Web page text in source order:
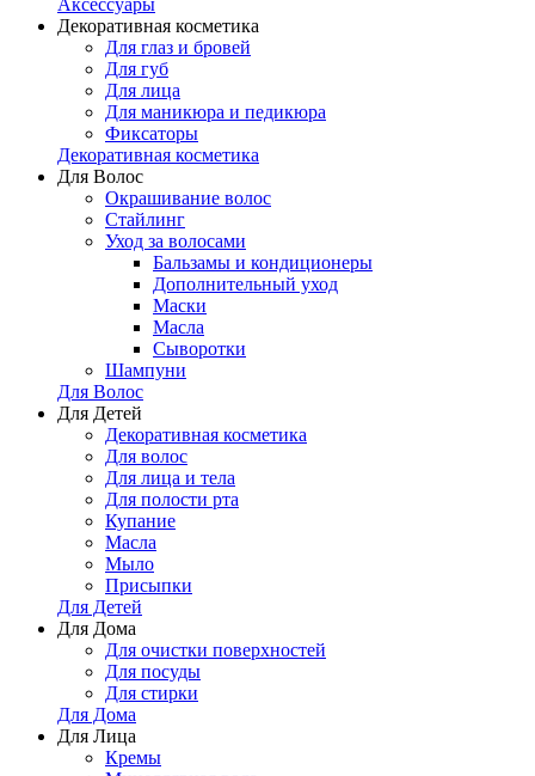
Аксессуары
Декоративная косметика
Для глаз и бровей
Для губ
Для лица
Для маникюра и педикюра
Фиксаторы
Декоративная косметика
Для Волос
Окрашивание волос
Стайлинг
Уход за волосами
Бальзамы и кондиционеры
Дополнительный уход
Маски
Масла
Сыворотки
Шампуни
Для Волос
Для Детей
Декоративная косметика
Для волос
Для лица и тела
Для полости рта
Купание
Масла
Мыло
Присыпки
Для Детей
Для Дома
Для очистки поверхностей
Для посуды
Для стирки
Для Дома
Для Лица
Кремы